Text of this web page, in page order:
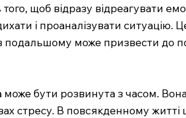
того, щоб відразу відреагувати
і проаналізувати ситуацію.
подальшому може призвести до
бути розвинута з часом.
стресу. В повсякденному житті